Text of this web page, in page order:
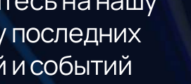
последних
и событий